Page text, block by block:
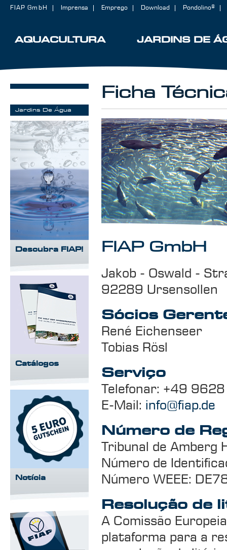
AQUACULTURA JARDINS DE
FIAP GmbH Imprensa Emprego Download Pondolino®
Ficha
FIAP GmbH
Jakob - Oswald -
92289 Ursensollen
Sócios
René Eichenseer
Tobias Rösl
Serviço
Telefonar: +49
E-Mail: info@fiap.de
Número de
Tribunal de Amberg
Número de
Número WEEE:
Resolução de
A Comissão
plataforma para a
Jardins De Água
Descubra FIAP!
Catálogos
Notícia